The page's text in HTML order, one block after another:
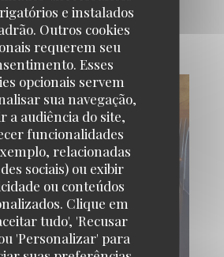
e instalados
Outros cookies
requerem seu
Esses
opcionais servem
sua navegação,
a audiência do site,
funcionalidades
relacionadas
sociais) ou exibir
ou conteúdos
Clique em
tudo', 'Recusar
'Personalizar' para
Les plats
Fuero